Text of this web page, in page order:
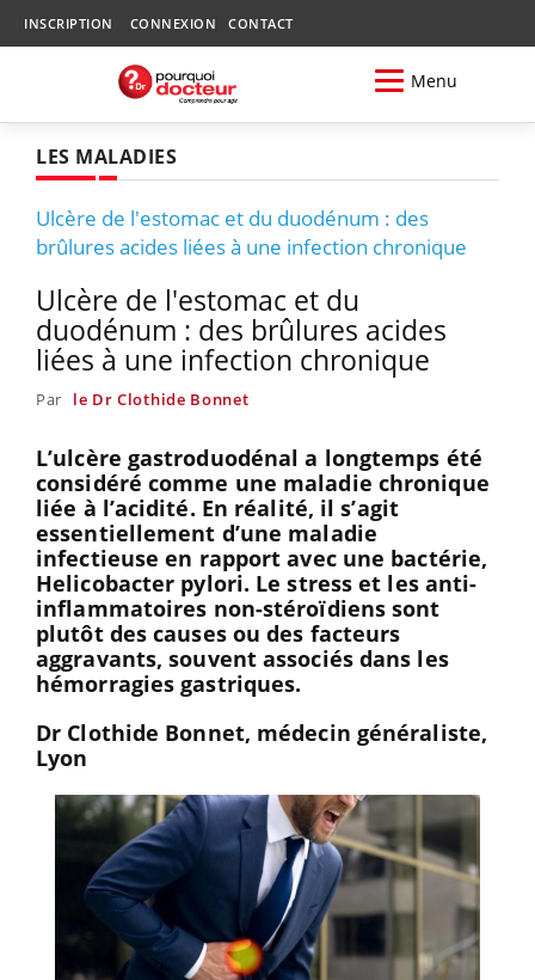
INSCRIPTION CONNEXION CONTACT
Menu
LES MALADIES
Ulcère de l'estomac et du duodénum : des
brûlures acides liées à une infection chronique
Ulcère de l'estomac et du
duodénum : des brûlures acides
liées à une infection chronique
Par le Dr Clothide Bonnet
L’ulcère gastroduodénal a longtemps été
considéré comme une maladie chronique
liée à l’acidité. En réalité, il s’agit
essentiellement d’une maladie
infectieuse en rapport avec une bactérie,
Helicobacter pylori. Le stress et les anti-
inflammatoires non-stéroïdiens sont
plutôt des causes ou des facteurs
aggravants, souvent associés dans les
hémorragies gastriques.
Dr Clothide Bonnet, médecin généraliste,
Lyon